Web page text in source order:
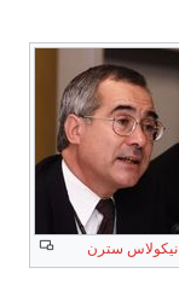
نيكولاس سترن